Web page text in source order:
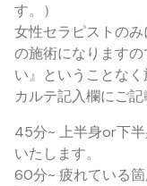
す。）
女性セラピストの
の施術になります
い』ということな
カルテ記入欄にご記
45分~ 上半身or下
いたします。
60分~ 疲れている